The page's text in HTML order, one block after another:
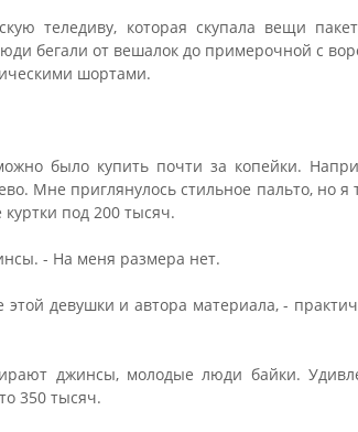
теледиву, которая скупала вещи
бегали от вешалок до примерочной с
шортами.
было купить почти за копейки.
Мне приглянулось стильное пальто, но я
под 200 тысяч.
- На меня размера нет.
девушки и автора материала, -
джинсы, молодые люди байки.
350 тысяч.